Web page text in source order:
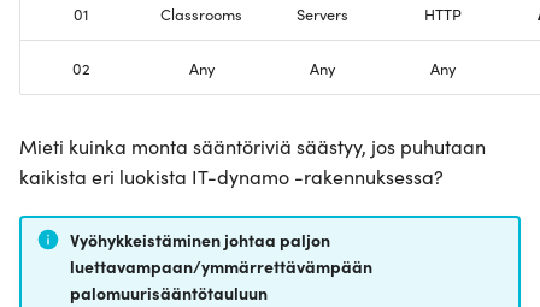
01 Classrooms Servers HTTP
02 Any Any Any
Mieti kuinka monta sääntöriviä säästyy, jos puhutaan
kaikista eri luokista IT-dynamo -rakennuksessa?
Vyöhykkeistäminen johtaa paljon
luettavampaan/ymmärrettävämpään
palomuurisääntötauluun